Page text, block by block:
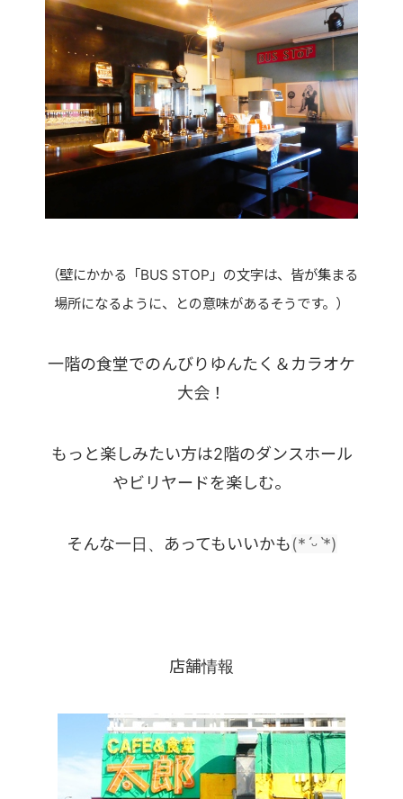
（壁にかかる「BUS STOP」の文字は、皆が集まる
場所になるように、との意味があるそうです。）
一階の食堂でのんびりゆんたく＆カラオケ
大会！
もっと楽しみたい方は2階のダンスホール
やビリヤードを楽しむ。
そんな一日、あってもいいかも(*ˊᵕˋ*)
店舗情報